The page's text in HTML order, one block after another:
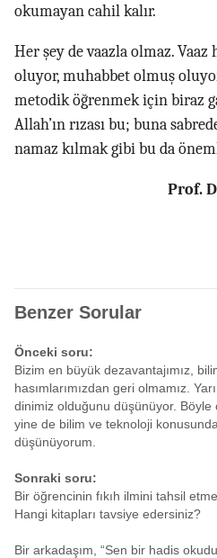
okumayan cahil kalır.
Her şey de vaazla olmaz.
oluyor, muhabbet olmuş
metodik öğrenmek için biraz
Allah’ın rızası bu; buna
namaz kılmak gibi bu da
Prof.
Benzer Sorular
Önceki soru:
Bizim en büyük dezavantajımız,
hasımlarımızdan geri olmamız.
dinimiz olduğunu düşünüyor. Böyle
yine de bilim ve teknoloji konusunda
düşünüyorum.
Sonraki soru:
Bir öğrencinin fıkıh ilmini tahsil
Hangi kitapları tavsiye edersiniz?
Bir arkadaşım, “Sen bir hadis